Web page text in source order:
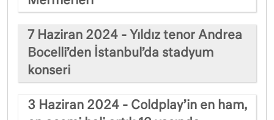
7 Haziran 2024 - Yıldız tenor Andrea
Bocelli’den İstanbul’da stadyum
konseri
3 Haziran 2024 - Coldplay’in en ham,